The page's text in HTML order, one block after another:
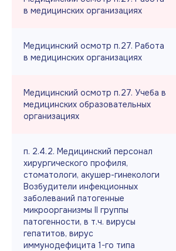
в медицинских организациях
Медицинский осмотр п.27. Работа
в медицинских организациях
Медицинский осмотр п.27. Учеба в
медицинских образовательных
организациях
п. 2.4.2. Медицинский персонал
хирургического профиля,
стоматологи, акушер-гинекологи
Возбудители инфекционных
заболеваний патогенные
микроорганизмы II группы
патогенности, в т.ч. вирусы
гепатитов, вирус
иммунодефицита 1-го типа